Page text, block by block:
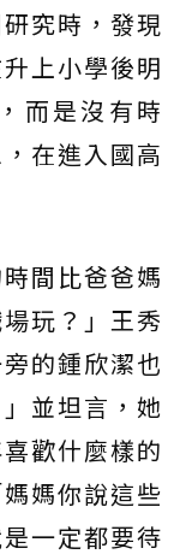
究時，發現
上小學後明
而是沒有時
在進入國高
間比爸爸媽
玩？」王秀
的鍾欣潔也
並坦言，她
歡什麼樣的
媽你說這些
一定都要待